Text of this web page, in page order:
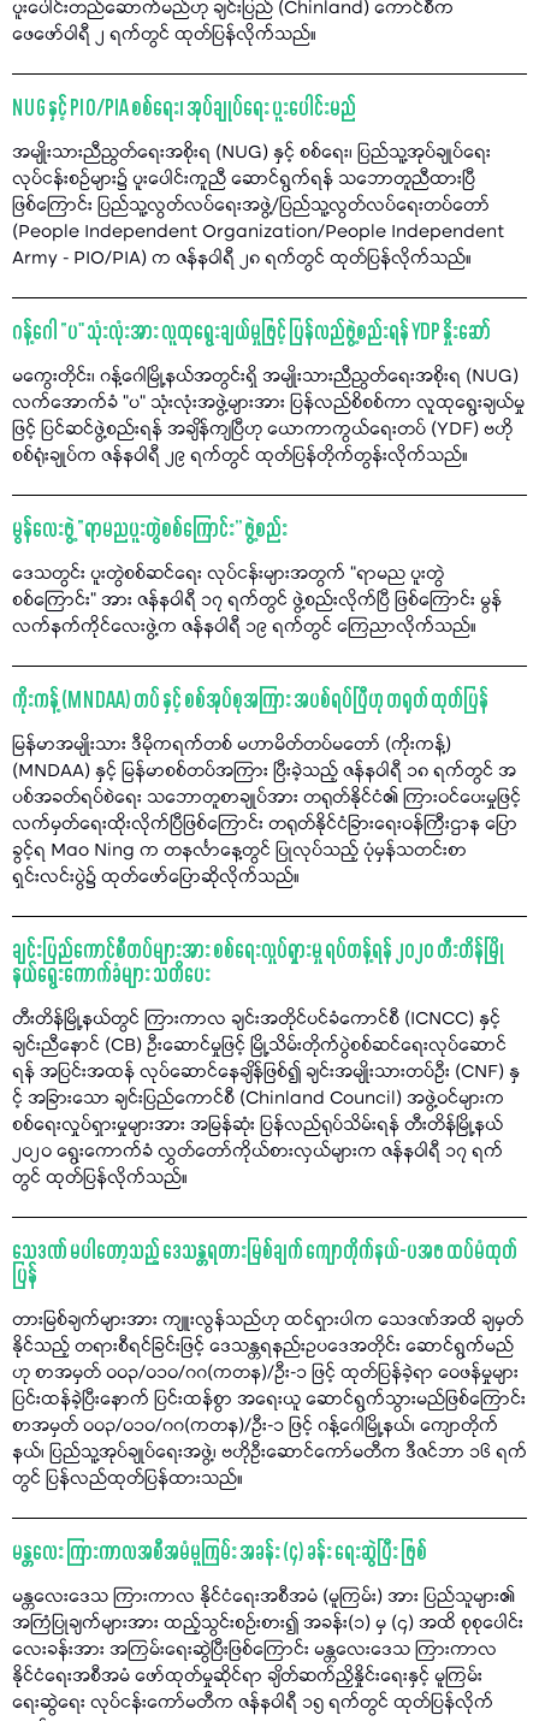
ပူးပေါင်းတည်ဆောက်မည်ဟု ချင်းပြည် (Chinland) ကောင်စီက
ဖေဖော်ဝါရီ ၂ ရက်တွင် ထုတ်ပြန်လိုက်သည်။
NUG နှင့် PIO/PIA စစ်ရေး၊ အုပ်ချုပ်ရေး ပူးပေါင်းမည်
အမျိုးသားညီညွတ်ရေးအစိုးရ (NUG) နှင့် စစ်ရေး၊ ပြည်သူ့အုပ်ချုပ်ရေး
လုပ်ငန်းစဉ်များ၌ ပူးပေါင်းကူညီ ဆောင်ရွက်ရန် သဘောတူညီထားပြီ
ဖြစ်ကြောင်း ပြည်သူ့လွတ်လပ်ရေးအဖွဲ့/ပြည်သူ့လွတ်လပ်ရေးတပ်တော်
(People Independent Organization/People Independent
Army - PIO/PIA) က ဇန်နဝါရီ ၂၈ ရက်တွင် ထုတ်ပြန်လိုက်သည်။
ဂန့်ဂေါ “ပ" သုံးလုံးအား လူထုရွေးချယ်မှုဖြင့် ပြန်လည်ဖွဲ့စည်းရန် YDP နှိုးဆော်
မကွေးတိုင်း၊ ဂန့်ဂေါမြို့နယ်အတွင်းရှိ အမျိုးသားညီညွတ်ရေးအစိုးရ (NUG)
လက်အောက်ခံ "ပ" သုံးလုံးအဖွဲ့များအား ပြန်လည်စိစစ်ကာ လူထုရွေးချယ်မှု
ဖြင့် ပြင်ဆင်ဖွဲ့စည်းရန် အချိန်ကျပြီဟု ယောကာကွယ်ရေးတပ် (YDF) ဗဟို
စစ်ရုံးချုပ်က ဇန်နဝါရီ ၂၉ ရက်တွင် ထုတ်ပြန်တိုက်တွန်းလိုက်သည်။
မွန်လေးဖွဲ့ “ရာမညပူးတွဲစစ်ကြောင်း” ဖွဲ့စည်း
ဒေသတွင်း ပူးတွဲစစ်ဆင်ရေး လုပ်ငန်းများအတွက် “ရာမည ပူးတွဲ
စစ်ကြောင်း” အား ဇန်နဝါရီ ၁၇ ရက်တွင် ဖွဲ့စည်းလိုက်ပြီ ဖြစ်ကြောင်း မွန်
လက်နက်ကိုင်လေးဖွဲ့က ဇန်နဝါရီ ၁၉ ရက်တွင် ကြေညာလိုက်သည်။
ကိုးကန့် (MNDAA) တပ် နှင့် စစ်အုပ်စုအကြား အပစ်ရပ်ပြီဟု တရုတ် ထုတ်ပြန်
မြန်မာအမျိုးသား ဒီမိုကရက်တစ် မဟာမိတ်တပ်မတော် (ကိုးကန့်)
(MNDAA) နှင့် မြန်မာစစ်တပ်အကြား ပြီးခဲ့သည့် ဇန်နဝါရီ ၁၈ ရက်တွင် အ
ပစ်အခတ်ရပ်စဲရေး သဘောတူစာချုပ်အား တရုတ်နိုင်ငံ၏ ကြားဝင်ပေးမှုဖြင့်
လက်မှတ်ရေးထိုးလိုက်ပြီဖြစ်ကြောင်း တရုတ်နိုင်ငံခြားရေးဝန်ကြီးဌာန ပြော
ခွင့်ရ Mao Ning က တနင်္လာနေ့တွင် ပြုလုပ်သည့် ပုံမှန်သတင်းစာ
ရှင်းလင်းပွဲ၌ ထုတ်ဖော်ပြောဆိုလိုက်သည်။
ချင်းပြည်ကောင်စီတပ်များအား စစ်ရေးလှုပ်ရှားမှု ရပ်တန့်ရန် ၂၀၂၀ တီးတိန်မြို
နယ်ရွေးကောက်ခံများ သတိပေး
တီးတိန်မြို့နယ်တွင် ကြားကာလ ချင်းအတိုင်ပင်ခံကောင်စီ (ICNCC) နှင့်
ချင်းညီနောင် (CB) ဦးဆောင်မှုဖြင့် မြို့သိမ်းတိုက်ပွဲစစ်ဆင်ရေးလုပ်ဆောင်
ရန် အပြင်းအထန် လုပ်ဆောင်နေချိန်ဖြစ်၍ ချင်းအမျိုးသားတပ်ဦး (CNF) နှ
င့် အခြားသော ချင်းပြည်ကောင်စီ (Chinland Council) အဖွဲ့ဝင်များက
စစ်ရေးလှုပ်ရှားမှုများအား အမြန်ဆုံး ပြန်လည်ရုပ်သိမ်းရန် တီးတိန်မြို့နယ်
၂၀၂၀ ရွေးကောက်ခံ လွှတ်တော်ကိုယ်စားလှယ်များက ဇန်နဝါရီ ၁၇ ရက်
တွင် ထုတ်ပြန်လိုက်သည်။
သေဒဏ် မပါတော့သည့် ဒေသန္တရတားမြစ်ချက် ကျောတိုက်နယ်-ပအဖ ထပ်မံထုတ်
ပြန်
တားမြစ်ချက်များအား ကျူးလွန်သည်ဟု ထင်ရှားပါက သေဒဏ်အထိ ချမှတ်
နိုင်သည့် တရားစီရင်ခြင်းဖြင့် ဒေသန္တရနည်းဥပဒေအတိုင်း ဆောင်ရွက်မည်
ဟု စာအမှတ် ၀၀၃/၀၁၀/ဂဂ(ကတန)/ဦး-၁ ဖြင့် ထုတ်ပြန်ခဲ့ရာ ဝေဖန်မှုများ
ပြင်းထန်ခဲ့ပြီးနောက် ပြင်းထန်စွာ အရေးယူ ဆောင်ရွက်သွားမည်ဖြစ်ကြောင်း
စာအမှတ် ၀၀၃/၀၁၀/ဂဂ(ကတန)/ဦး-၁ ဖြင့် ဂန့်ဂေါမြို့နယ်၊ ကျောတိုက်
နယ်၊ ပြည်သူ့အုပ်ချုပ်ရေးအဖွဲ့၊ ဗဟိုဦးဆောင်ကော်မတီက ဒီဇင်ဘာ ၁၆ ရက်
တွင် ပြန်လည်ထုတ်ပြန်ထားသည်။
မန္တလေး ကြားကာလအစီအမံမူကြမ်း အခန်း (၄) ခန်း ရေးဆွဲပြီး ဖြစ်
မန္တလေးဒေသ ကြားကာလ နိုင်ငံရေးအစီအမံ (မူကြမ်း) အား ပြည်သူများ၏
အကြံပြုချက်များအား ထည့်သွင်းစဉ်းစား၍ အခန်း(၁) မှ (၄) အထိ စုစုပေါင်း
လေးခန်းအား အကြမ်းရေးဆွဲပြီးဖြစ်ကြောင်း မန္တလေးဒေသ ကြားကာလ
နိုင်ငံရေးအစီအမံ ဖော်ထုတ်မှုဆိုင်ရာ ချိတ်ဆက်ညှိနှိုင်းရေးနှင့် မူကြမ်း
ရေးဆွဲရေး လုပ်ငန်းကော်မတီက ဇန်နဝါရီ ၁၅ ရက်တွင် ထုတ်ပြန်လိုက်